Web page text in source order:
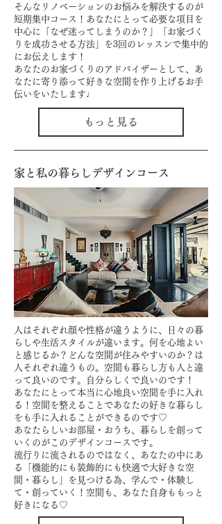
そんなリノベーションのお悩みを解決するのが
短期集中コース！ あなたにとって必要な項目を
中心に
「なぜ迷ってしまうのか？」「お家づく
りを成功させる方法」を3回のレッスンで集中的
にお伝えします！
あなたのお家づくりのアドバイザーとして、あ
なたに寄り添って好きな空間を作り上げるお手
伝いをいたします♩
もっと見る
家と私の暮らしデザインコース
人はそれぞれ顔や性格が違うように、日々の暮
らしや生活スタイルが違います。 何を心地よい
と感じるか？どんな空間が住みやすいのか？は
人それぞれ違うもの。 空間も暮らし方も人と違
って良いのです。自分らしくで良いのです！
あなたにとって本当に心地良い空間を手に入れ
る！空間を整えることで​あなたの好きな暮らし
をも手に入れることができるのです♡
あなたらしいお部屋・おうち、暮らしを創って
いくのが このデザインコースです。
流行りに流されるのではなく、あなたの中にあ
る
「機能的にも装飾的にも快適で大好きな空
間・暮らし」を見つける為、学んで・体験し
て・創っていく！ 空間も、あなた自身ももっと
好きになる♡